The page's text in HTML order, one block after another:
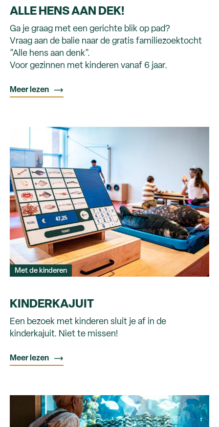
ALLE HENS AAN DEK!
Ga je graag met een gerichte blik op pad?
Vraag aan de balie naar de gratis familiezoektocht
"Alle hens aan denk".
Voor gezinnen met kinderen vanaf 6 jaar.
Meer lezen
Met de kinderen
KINDERKAJUIT
Een bezoek met kinderen sluit je af in de
kinderkajuit. Niet te missen!
Meer lezen